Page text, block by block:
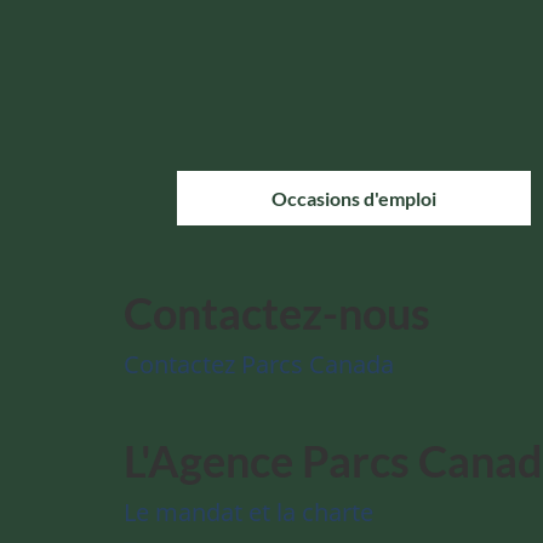
Occasions d'emploi
Contactez Parcs Canada
Le mandat et la charte